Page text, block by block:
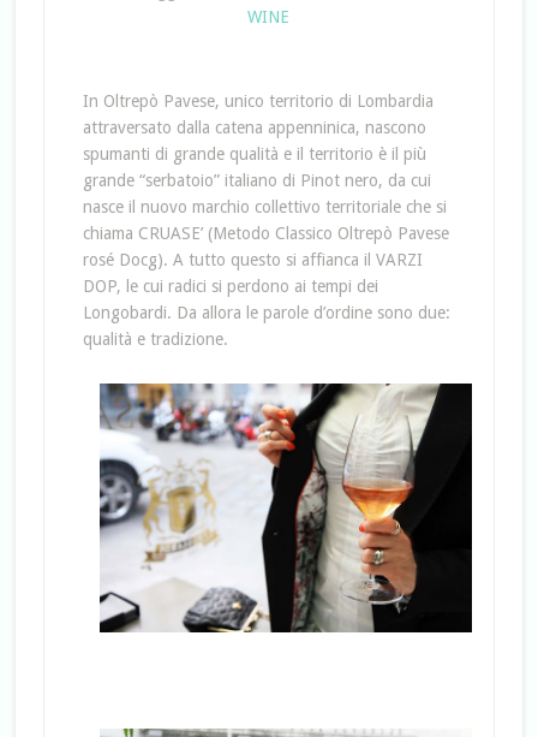
WINE
In Oltrepò Pavese, unico territorio di Lombardia
attraversato dalla catena appenninica, nascono
spumanti di grande qualità e il territorio è il più
grande “serbatoio” italiano di Pinot nero, da cui
nasce il nuovo marchio collettivo territoriale che si
chiama CRUASE’ (Metodo Classico Oltrepò Pavese
rosé Docg). A tutto questo si affianca il VARZI
DOP, le cui radici si perdono ai tempi dei
Longobardi. Da allora le parole d’ordine sono due:
qualità e tradizione.